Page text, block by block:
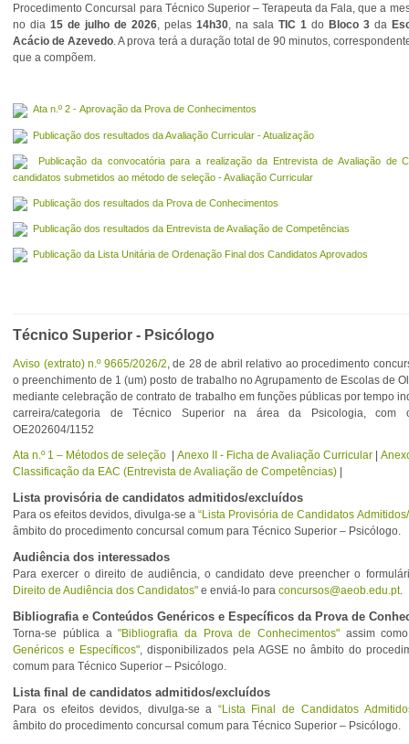
Procedimento Concursal para Técnico Superior – Terapeuta da Fala, que a
no dia 15 de julho de 2026, pelas14h30, na salaTIC 1 do Bloco 3da
Acácio de Azevedo. A prova terá a duração total de 90 minutos,
que a compõem.
Ata n.º 2 - Aprovação da Prova de Conhecimentos
Publicação dos resultados da Avaliação Curricular - Atualização
Publicação da convocatória para a realização da Entrevista de Avaliação de
candidatos submetidos ao método de seleção - Avaliação Curricular
Publicação dos resultados da Prova de Conhecimentos
Publicação dos resultados da Entrevista de Avaliação de Competências
Publicação da Lista Unitária de Ordenação Final dos Candidatos Aprovados
Técnico Superior - Psicólogo
Aviso (extrato) n.º 9665/2026/2, de 28 de abril relativo ao procedimento
o preenchimento de 1 (um) posto de trabalho no Agrupamento de Escolas de
mediante celebração de contrato de trabalho em funções públicas por tempo
carreira/categoria de Técnico Superior na área da Psicologia, com
OE202604/1152
Ata n.º 1 – Métodos de seleção |Anexo II - Ficha de Avaliação Curricular |
Classificação da EAC (Entrevista de Avaliação de Competências)
Lista provisória de candidatos admitidos/excluídos
Para os efeitos devidos, divulga-se a“Lista Provisória de Candidatos
âmbito do procedimento concursal comum para Técnico Superior – Psicólogo.
Audiência dos interessados
Para exercer o direito de audiência, o candidato deve preencher o
Direito de Audiência dos Candidatos" e enviá-lo paraconcursos@aeob.edu.pt.
Bibliografia e Conteúdos Genéricos e Específicos da Prova de
Torna-se pública a"Bibliografia da Prova de Conhecimentos" assim
Genéricos e Específicos", disponibilizados pela AGSE no âmbito do
comum para Técnico Superior – Psicólogo.
Lista final de candidatos admitidos/excluídos
Para os efeitos devidos, divulga-se a “Lista Final de Candidatos
âmbito do procedimento concursal comum para Técnico Superior – Psicólogo.